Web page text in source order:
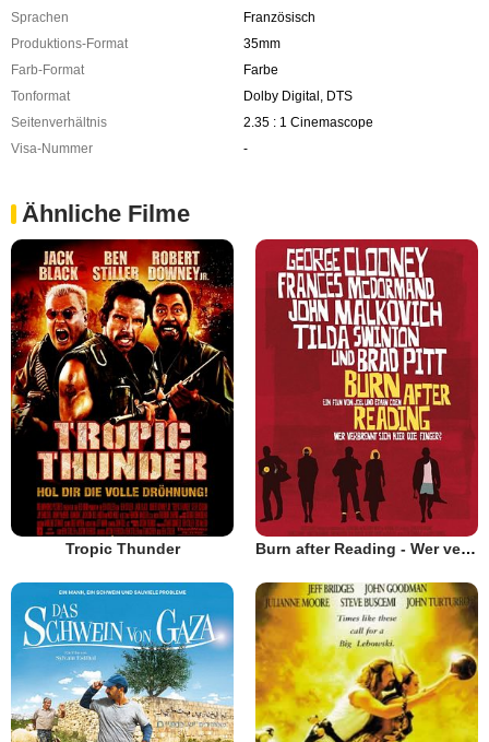
Sprachen
Französisch
Produktions-Format
35mm
Farb-Format
Farbe
Tonformat
Dolby Digital, DTS
Seitenverhältnis
2.35 : 1 Cinemascope
Visa-Nummer
-
Ähnliche Filme
Tropic Thunder Burn after Reading - Wer verbrennt sich hier die Finger?